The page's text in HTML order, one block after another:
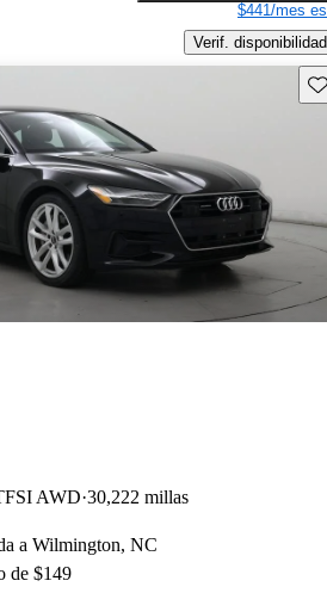
$441/mes
Verif. disponibilidad
AWD 30,222 millas
a Wilmington, NC
de $149